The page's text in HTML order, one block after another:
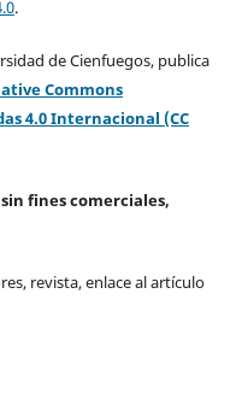
.
de Cienfuegos, publica
Commons
4.0 Internacional (CC
fines comerciales,
revista, enlace al artículo